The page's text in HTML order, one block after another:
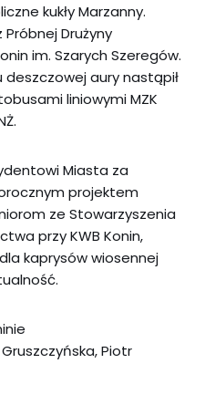
kukły Marzanny.
Drużyny
im. Szarych Szeregów.
aury nastąpił
liniowymi MZK
Miasta za
projektem
ze Stowarzyszenia
przy KWB Konin,
kaprysów wiosennej
Piotr